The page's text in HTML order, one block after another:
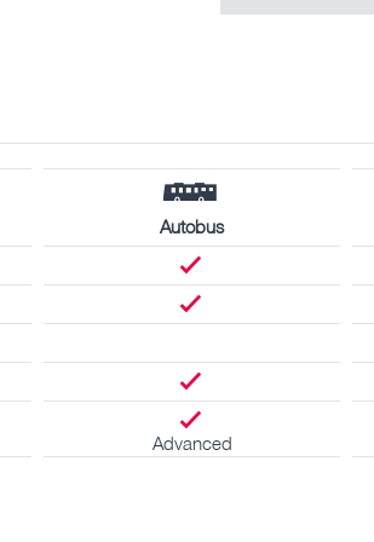
Autobus
Advanced